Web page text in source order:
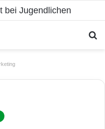
bei Jugendlichen